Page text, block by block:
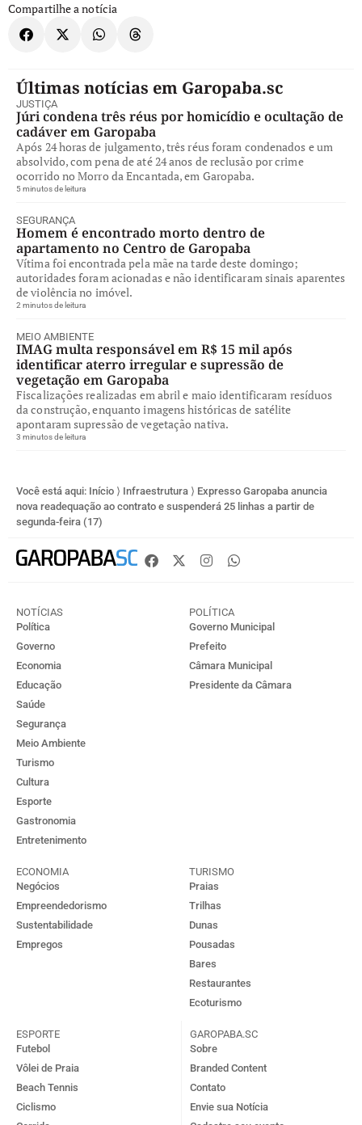
Compartilhe a notícia
Últimas notícias em Garopaba.sc
JUSTIÇA
Júri condena três réus por homicídio e ocultação de
cadáver em Garopaba
Após 24 horas de julgamento, três réus foram condenados e um
absolvido, com pena de até 24 anos de reclusão por crime
ocorrido no Morro da Encantada, em Garopaba.
5 minutos de leitura
SEGURANÇA
Homem é encontrado morto dentro de
apartamento no Centro de Garopaba
Vítima foi encontrada pela mãe na tarde deste domingo;
autoridades foram acionadas e não identificaram sinais aparentes
de violência no imóvel.
2 minutos de leitura
MEIO AMBIENTE
IMAG multa responsável em R$ 15 mil após
identificar aterro irregular e supressão de
vegetação em Garopaba
Fiscalizações realizadas em abril e maio identificaram resíduos
da construção, enquanto imagens históricas de satélite
apontaram supressão de vegetação nativa.
3 minutos de leitura
Você está aqui: Início ⟩ Infraestrutura ⟩ Expresso Garopaba anuncia
nova readequação ao contrato e suspenderá 25 linhas a partir de
segunda-feira (17)
NOTÍCIAS
Política
Governo
Economia
Educação
Saúde
Segurança
Meio Ambiente
Turismo
Cultura
Esporte
Gastronomia
Entretenimento
POLÍTICA
Governo Municipal
Prefeito
Câmara Municipal
Presidente da Câmara
ECONOMIA
Negócios
Empreendedorismo
Sustentabilidade
Empregos
TURISMO
Praias
Trilhas
Dunas
Pousadas
Bares
Restaurantes
Ecoturismo
ESPORTE
Futebol
Vôlei de Praia
Beach Tennis
Ciclismo
GAROPABA.SC
Sobre
Branded Content
Contato
Envie sua Notícia